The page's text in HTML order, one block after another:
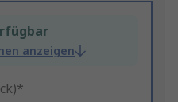
anzeigen